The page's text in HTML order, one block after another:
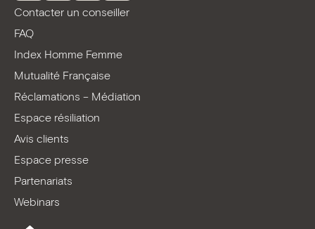
FacebookLinkedInYoutubeTikTok
Contacter un conseiller
FAQ
Index Homme Femme
Mutualité Française
Réclamations – Médiation
Espace résiliation
Avis clients
Espace presse
Partenariats
Webinars